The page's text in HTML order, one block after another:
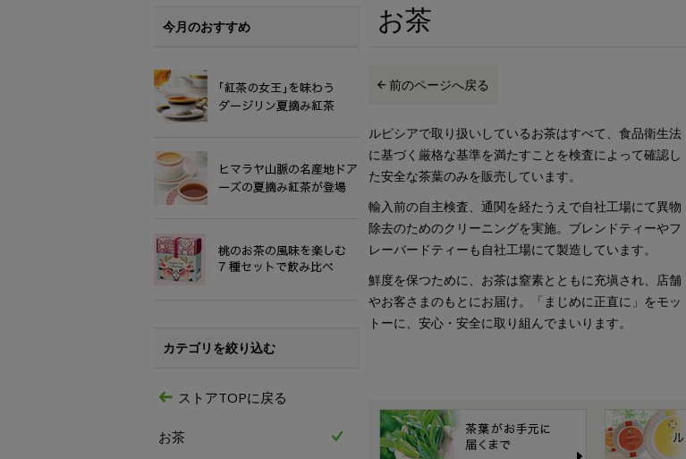
お茶
前のページへ戻る
ルピシアで取り扱いしているお茶はすべて、食品衛生法
に基づく厳格な基準を満たすことを検査によって確認し
た安全な茶葉のみを販売しています。
輸入前の自主検査、通関を経たうえで自社工場にて異物
除去のためのクリーニングを実施。ブレンドティーやフ
レーバードティーも自社工場にて製造しています。
鮮度を保つために、お茶は窒素とともに充塡され、店舗
やお客さまのもとにお届け。「まじめに正直に」をモッ
トーに、安心・安全に取り組んでまいります。
今月のおすすめ
カテゴリを絞り込む
ストアTOPに戻る
お茶